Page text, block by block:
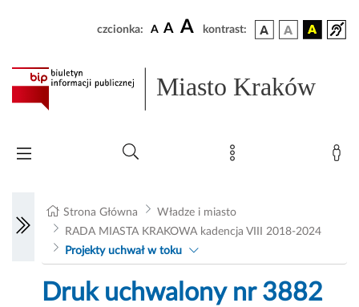
czcionka: A A A kontrast:
Miasto Kraków
Strona Główna
Władze i miasto
RADA MIASTA KRAKOWA kadencja VIII 2018-2024
Projekty uchwał w toku
Druk uchwalony nr 3882